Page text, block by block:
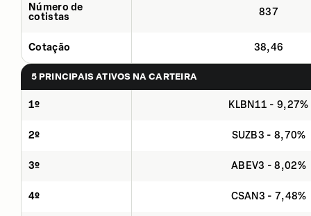
Número de
cotistas
837
Cotação 38,46
5 PRINCIPAIS ATIVOS NA CARTEIRA
1º KLBN11 - 9,27%
2º SUZB3 - 8,70%
3º ABEV3 - 8,02%
4º CSAN3 - 7,48%